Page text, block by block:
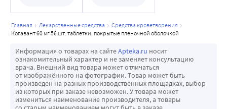
главная лекарственные средства
средства кроветворения
когавант 60 мг 56 шт. таблетки, покрытые пленочной оболочкой
Информация о товарах на сайтеApteka.ru носит
ознакомительный характер и не заменяет консультацию
врача. Внешний вид товара может отличаться
от изображённого на фотографии. Товар может быть
произведен на разных производственных площадках, выбор
из которых при заказе невозможен. У товара может
измениться наименование производителя, а товары